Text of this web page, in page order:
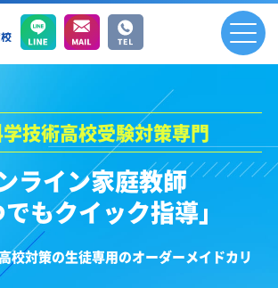
技術高校受験対策専門
ライン家庭教師
でもクイック指導」
校対策の生徒専用のオーダーメイドカリ